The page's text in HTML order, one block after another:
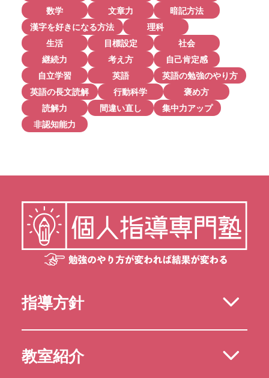
数学
文章力
暗記方法
漢字を好きになる方法
理科
生活
目標設定
社会
継続力
考え方
自己肯定感
自立学習
英語
英語の勉強のやり方
英語の長文読解
行動科学
褒め方
読解力
間違い直し
集中力アップ
非認知能力
指導方針
教室紹介